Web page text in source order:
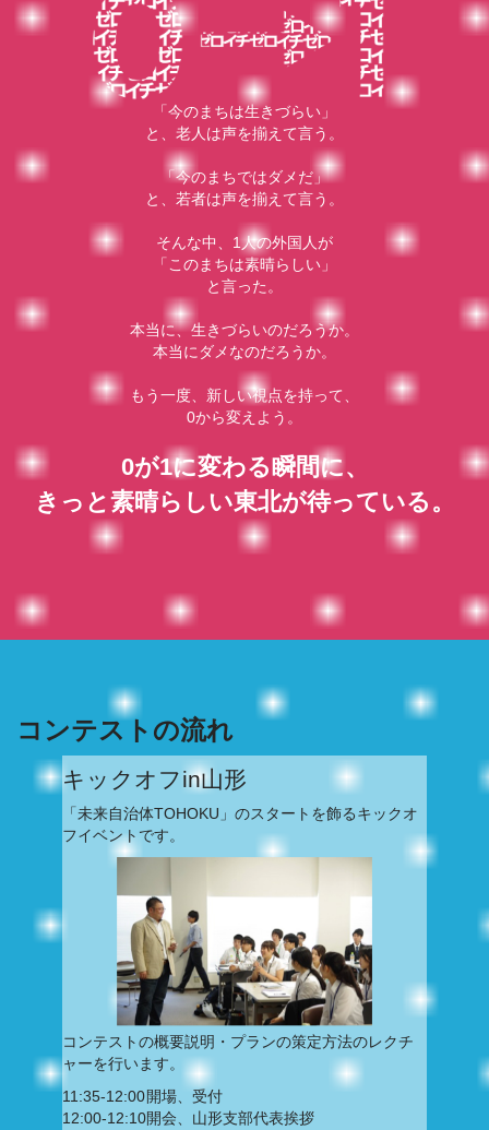
「今のまちは生きづらい」
と、老人は声を揃えて言う。
「今のまちではダメだ」
と、若者は声を揃えて言う。
そんな中、1人の外国人が
「このまちは素晴らしい」
と言った。
本当に、生きづらいのだろうか。
本当にダメなのだろうか。
もう一度、新しい視点を持って、
0から変えよう。
0が1に変わる瞬間に、
きっと素晴らしい東北が待っている。
コンテストの流れ
キックオフin山形
「未来自治体TOHOKU」のスタートを飾るキックオ
フイベントです。
コンテストの概要説明・プランの策定方法のレクチ
ャーを行います。
11:35-12:00 開場、受付
12:00-12:10開会、山形支部代表挨拶